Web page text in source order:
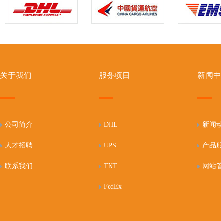
关于我们
公司简介
人才招聘
联系我们
服务项目
DHL
UPS
TNT
FedEx
新闻
新闻
产品
网站